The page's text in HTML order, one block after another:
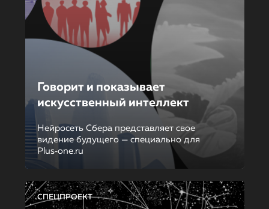
Говорит и показывает
искусственный интеллект
Нейросеть Сбера представляет свое
видение будущего — специально для
Plus‑one.ru
СПЕЦПРОЕКТ